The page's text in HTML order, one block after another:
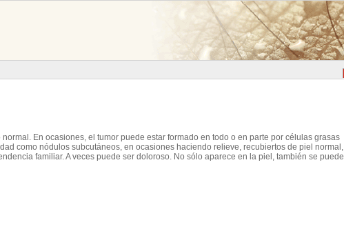
En ocasiones, el tumor puede estar formado en todo o en parte por células grasas
como nódulos subcutáneos, en ocasiones haciendo relieve, recubiertos de piel normal,
familiar. A veces puede ser doloroso. No sólo aparece en la piel, también se puede